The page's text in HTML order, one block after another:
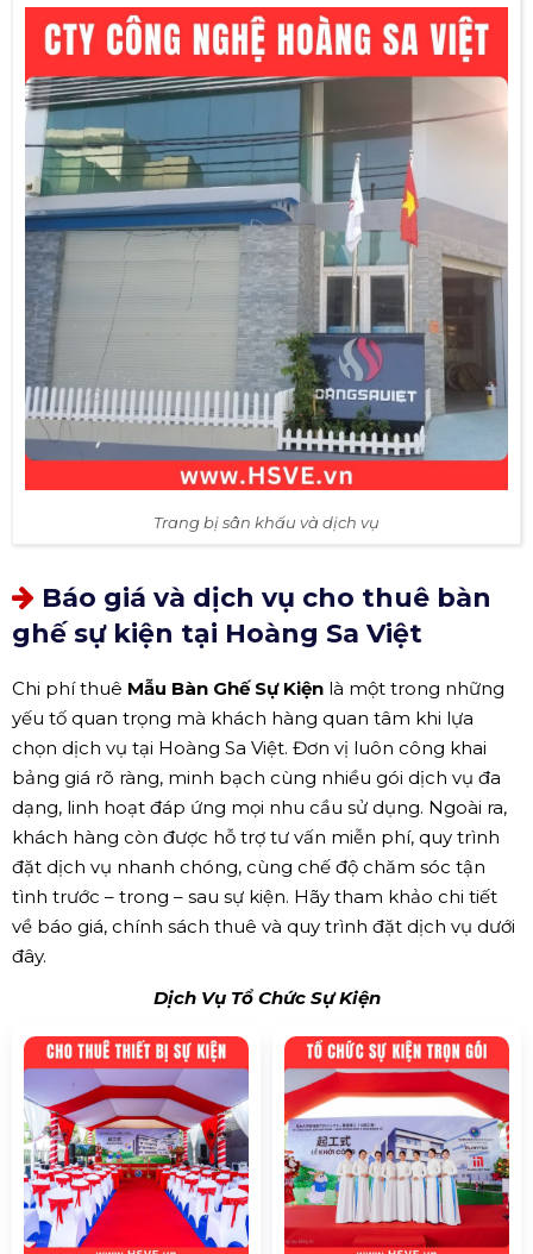
Trang bị sân khấu và dịch vụ
Báo giá và dịch vụ cho thuê bàn
ghế sự kiện tại Hoàng Sa Việt
Chi phí thuê Mẫu Bàn Ghế Sự Kiện là một trong những
yếu tố quan trọng mà khách hàng quan tâm khi lựa
chọn dịch vụ tại Hoàng Sa Việt. Đơn vị luôn công khai
bảng giá rõ ràng, minh bạch cùng nhiều gói dịch vụ đa
dạng, linh hoạt đáp ứng mọi nhu cầu sử dụng. Ngoài ra,
khách hàng còn được hỗ trợ tư vấn miễn phí, quy trình
đặt dịch vụ nhanh chóng, cùng chế độ chăm sóc tận
tình trước – trong – sau sự kiện. Hãy tham khảo chi tiết
về báo giá, chính sách thuê và quy trình đặt dịch vụ dưới
đây.
Dịch Vụ Tổ Chức Sự Kiện